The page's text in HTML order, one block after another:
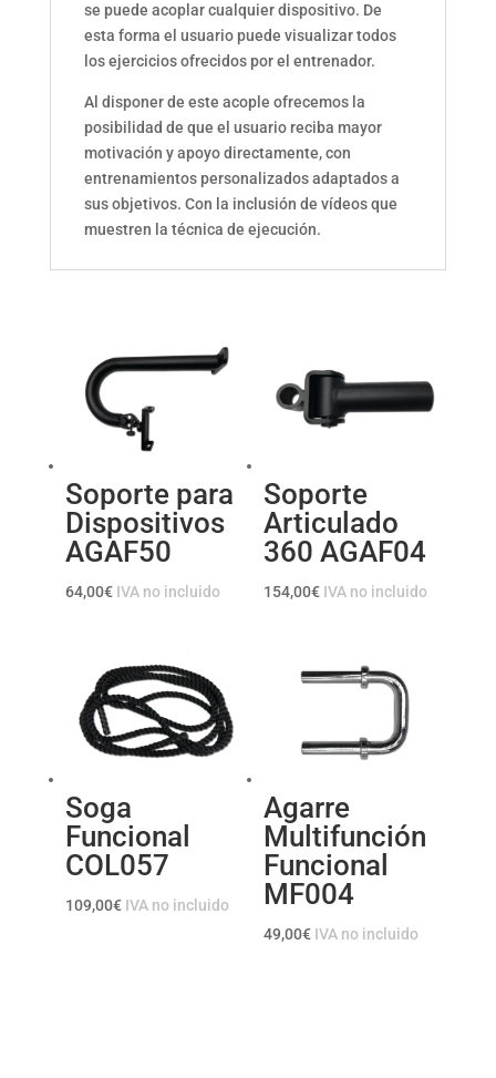
se puede acoplar cualquier dispositivo. De
esta forma el usuario puede visualizar todos
los ejercicios ofrecidos por el entrenador.
Al disponer de este acople ofrecemos la
posibilidad de que el usuario reciba mayor
motivación y apoyo directamente, con
entrenamientos personalizados adaptados a
sus objetivos. Con la inclusión de vídeos que
muestren la técnica de ejecución.
Soporte para
Dispositivos
AGAF50
64,00€ IVA no incluido
Soporte
Articulado
360 AGAF04
154,00€ IVA no incluido
Soga
Funcional
COL057
109,00€ IVA no incluido
Agarre
Multifunción
Funcional
MF004
49,00€ IVA no incluido